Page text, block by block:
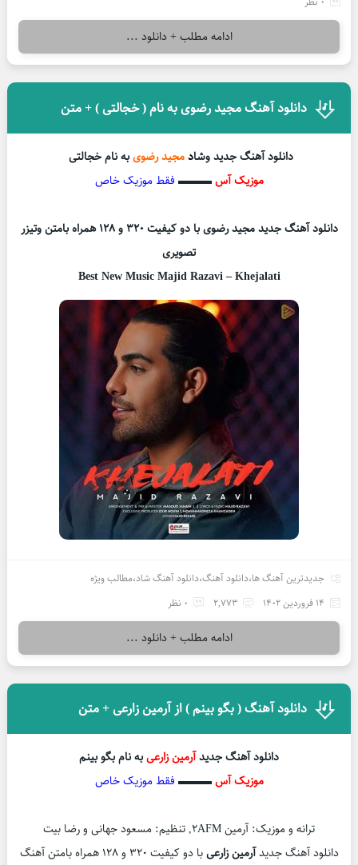
ادامه مطلب + دانلود ...
دانلود آهنگ مجید رضوی به نام ( خجالتی ) + متن
دانلود آهنگ جدید وشاد مجید رضویبه نامخجالتی
موزیک آس▬▬▬ فقط موزیک خاص
دانلود آهنگ جدید مجید رضوی با دو کیفیت ۳۲۰ و ۱۲۸ همراه بامتن وتیزر
تصویری
Best New Music Majid Razavi – Khejalati
جدیدترین آهنگ ها،دانلود آهنگ،دانلود آهنگ شاد،مطالب ویژه
14 فروردین 1402
2,773 0 نظر
ادامه مطلب + دانلود ...
دانلود آهنگ ( بگو بینم ) از آرمین زارعی + متن
دانلود آهنگ جدیدآرمین زارعیبه نام بگو بینم
موزیک آس▬▬▬ فقط موزیک خاص
ترانه و موزیک: آرمین ۲AFM, تنظیم: مسعود جهانی و رضا بیت
دانلود آهنگ جدیدآرمین زارعی با دو کیفیت ۳۲۰ و ۱۲۸ همراه بامتن آهنگ